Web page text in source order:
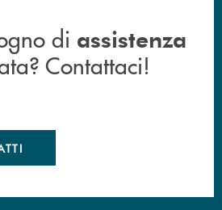
di assistenza
Contattaci!